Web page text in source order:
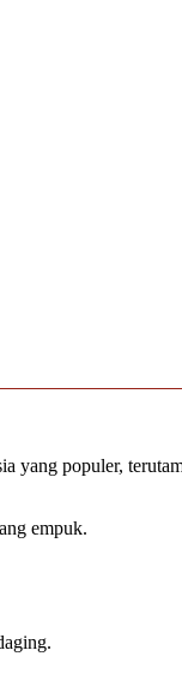
yang populer,
empuk.